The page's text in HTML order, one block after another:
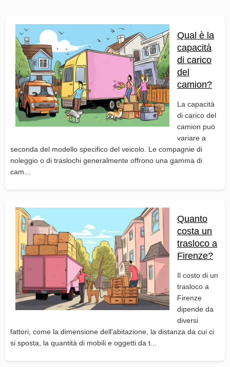
Qual è la
capacità
di carico
del
camion?
La capacità
di carico del
camion può
variare a
seconda del modello specifico del veicolo. Le compagnie di
noleggio o di traslochi generalmente offrono una gamma di
cam...
Quanto
costa un
trasloco a
Firenze?
Il costo di un
trasloco a
Firenze
dipende da
diversi
fattori, come la dimensione dell'abitazione, la distanza da cui ci
si sposta, la quantità di mobili e oggetti da t...